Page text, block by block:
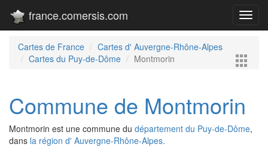
france.comersis.com
Cartes de France
Cartes d' Auvergne-Rhône-Alpes
Cartes du Puy-de-Dôme
Montmorin
Commune de Montmorin
Montmorin est une commune du département du Puy-de-Dôme,
dans la région d' Auvergne-Rhône-Alpes.